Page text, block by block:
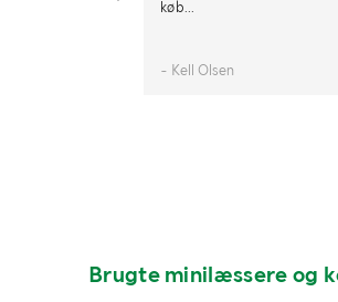
køb...
- Kell Olsen
Brugte minilæssere og